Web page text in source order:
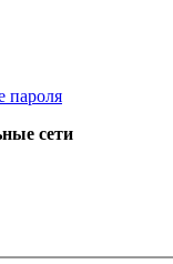
пароля
сети